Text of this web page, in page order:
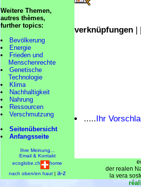
Weitere Themen,
autres thèmes,
further topics:
Bevölkerung
Energie
Frieden und
Menschenrechte
Genetische
Technologie
Klima
Nachhaltigkeit
Nahrung
Ressourcen
Verschmutzung
Seitenübersicht
Anfangsseite
verknüpfungen|
.....Ihr
Ihre Meinung...
Email & Kontakt
ecoglobe.ch
home
nach oben/en haut| a-z
der realen
la vera